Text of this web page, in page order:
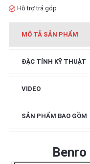
Hỗ trợ trả góp
MÔ TẢ SẢN PHẨM
ĐẶC TÍNH KỸ THUẬT
VIDEO
SẢN PHẨM BAO GỒM
Benro